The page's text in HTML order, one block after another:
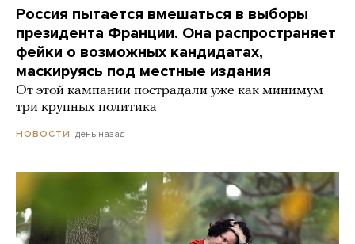
Россия пытается вмешаться в выборы
президента Франции. Она распространяет
фейки о возможных кандидатах,
маскируясь под местные издания
От этой кампании пострадали уже как минимум
три крупных политика
НОВОСТИ день назад